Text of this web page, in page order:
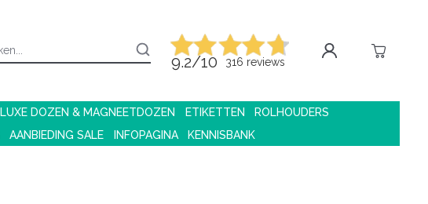
9.2/10 316 reviews
LUXE DOZEN & MAGNEETDOZEN ETIKETTEN
ROLHOUDERS
AANBIEDING SALE INFOPAGINA KENNISBANK